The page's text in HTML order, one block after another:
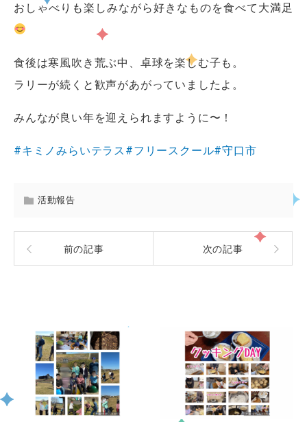
おしゃべりも楽しみながら好きなものを食べて大満足
食後は寒風吹き荒ぶ中、卓球を楽しむ子も。
ラリーが続くと歓声があがっていましたよ。
みんなが良い年を迎えられますように〜！
#キミノみらいテラス #フリースクール#守口市
活動報告
前の記事 次の記事